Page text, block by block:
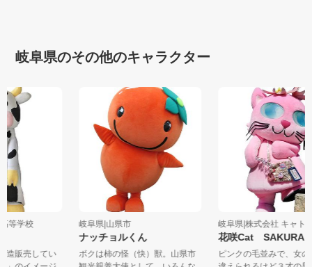
岐阜県のその他のキャラクター
高等学校
造販売してい
岐阜県|山県市
ナッチョルくん
ボクは柿の怪（快）獣。山県市
岐阜県|株式会社 キャ
花咲Cat SAKURA
ピンクの毛並みで、女